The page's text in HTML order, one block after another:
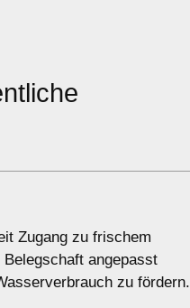
Zugang zu frischem
angepasst
zu fördern.